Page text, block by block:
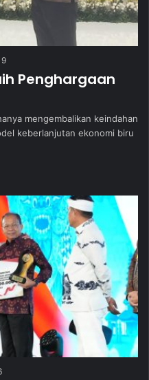
Penghargaan
mengembalikan keindahan
keberlanjutan ekonomi biru